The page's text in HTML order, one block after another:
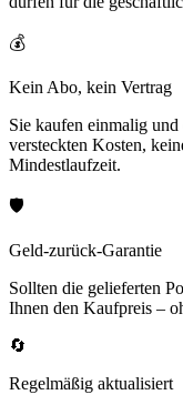
💰
Kein Abo, kein Vertrag
Sie kaufen einmalig
versteckten Kosten,
Mindestlaufzeit.
🛡️
Geld-zurück-Garantie
Sollten die gelieferten
Ihnen den Kaufpreis –
🔄
Regelmäßig aktualisiert